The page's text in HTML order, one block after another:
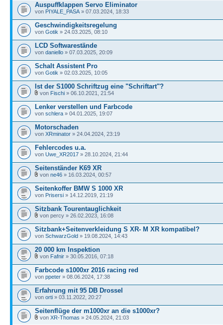
Auspuffklappen Servo Eliminator
von PIYALE_PASA » 07.03.2024, 18:33
Geschwindigkeitsregelung
von Gotik » 24.03.2025, 08:10
LCD Softwarestände
von daniello » 07.03.2025, 20:09
Schalt Assistent Pro
von Gotik » 02.03.2025, 10:05
Ist der S1000 Schriftzug eine "Schriftart"?
von Fischi » 06.10.2021, 21:54
Lenker verstellen und Farbcode
von schlera » 04.01.2025, 19:07
Motorschaden
von XRminator » 24.04.2024, 23:19
Fehlercodes u.a.
von Uwe_XR2017 » 28.10.2024, 21:44
Seitenständer K69 XR
von ne46 » 16.03.2024, 00:57
Seitenkoffer BMW S 1000 XR
von Prisersi » 14.12.2019, 21:19
Sitzbank Tourentauglichkeit
von percy » 26.02.2023, 16:08
Sitzbank+Seitenverkleidung S XR- M XR kompatibel?
von SchwarzGold » 19.08.2024, 14:43
20 000 km Inspektion
von Fafnir » 30.05.2016, 07:18
Farbcode s1000xr 2016 racing red
von ppeter » 08.06.2024, 17:38
Erfahrung mit 95 DB Drossel
von orti » 03.11.2022, 20:27
Seitenflüge der m1000xr an die s1000xr?
von XR-Thomas » 24.05.2024, 21:03